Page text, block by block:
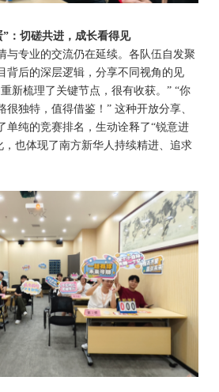
”：切磋共进，成长看得见
与专业的交流仍在延续。各队伍自发聚
背后的深层逻辑，分享不同视角的见
新梳理了关键节点，很有收获。” “你
很独特，值得借鉴！” 这种开放分享、
单纯的竞赛排名，生动诠释了“锐意进
，也体现了南方新华人持续精进、追求